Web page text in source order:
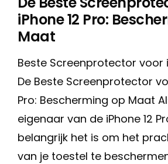
iPhone 12 Pro:
Maat
Beste Screenprotector voor
De Beste Screenprotector
Pro: Bescherming op Maat
eigenaar van de iPhone 12
belangrijk het is om het
van je toestel te